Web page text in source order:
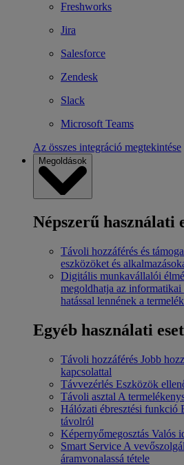
Freshworks
Jira
Salesforce
Zendesk
Slack
Microsoft Teams
Az összes integráció megtekintése
Megoldások
Népszerű használati
Távoli hozzáférés és
eszközöket és
Digitális munkavállalói
megoldhatja az
hatással lennének a
Egyéb használati
Távoli hozzáférés Jobb
kapcsolattal
Távvezérlés Eszközök
Távoli asztal A
Hálózati ébresztési funkció
távolról
Képernyőmegosztás Valós
Smart Service A
áramvonalassá tétele